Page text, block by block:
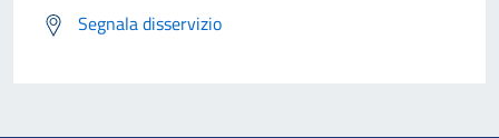
Segnala disservizio